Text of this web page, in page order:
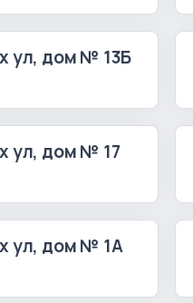
ул, дом № 13Б
ул, дом № 17
ул, дом № 1А